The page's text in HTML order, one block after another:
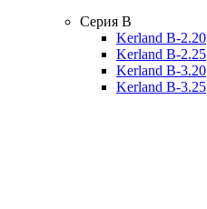
Серия B
Kerland B-2.20
Kerland B-2.25
Kerland B-3.20
Kerland B-3.25